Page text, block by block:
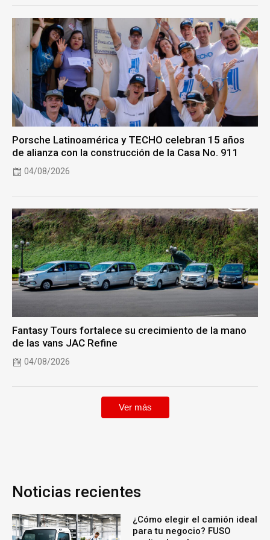
Porsche Latinoamérica y TECHO celebran 15 años
de alianza con la construcción de la Casa No. 911
04/08/2026
Fantasy Tours fortalece su crecimiento de la mano
de las vans JAC Refine
04/08/2026
Ver más
Noticias recientes
¿Cómo elegir el camión ideal
para tu negocio? FUSO